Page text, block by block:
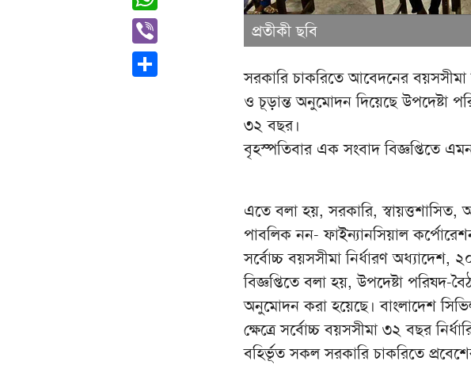
Viber
Share
প্রতীকী ছবি
সরকারি চাকরিতে আবেদনের
ও চূড়ান্ত অনুমোদন দিয়েছে উপদেষ্টা
৩২ বছর।
বৃহস্পতিবার এক সংবাদ বিজ্ঞপ্তিতে
এতে বলা হয়, সরকারি, স্বায়ত্তশাসিত,
পাবলিক নন- ফাইন্যানসিয়াল
সর্বোচ্চ বয়সসীমা নির্ধারণ
বিজ্ঞপ্তিতে বলা হয়, উপদেষ্টা পরিষদ-
অনুমোদন করা হয়েছে। বাংলাদেশ
ক্ষেত্রে সর্বোচ্চ বয়সসীমা ৩২ বছর
বহির্ভূত সকল সরকারি চাকরিতে